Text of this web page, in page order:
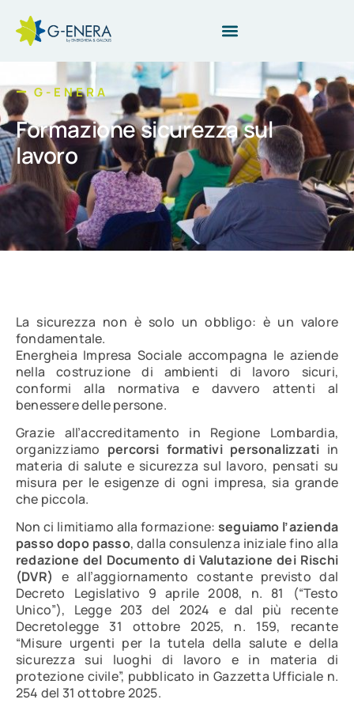
G-ENERA
Formazione sicurezza sul
lavoro
La sicurezza non è solo un obbligo: è un valore
fondamentale.
Energheia Impresa Sociale accompagna le aziende
nella costruzione di ambienti di lavoro sicuri,
conformi alla normativa e davvero attenti al
benessere delle persone.
Grazie all’accreditamento in Regione Lombardia,
organizziamo percorsi formativi personalizzati in
materia di salute e sicurezza sul lavoro, pensati su
misura per le esigenze di ogni impresa, sia grande
che piccola.
Non ci limitiamo alla formazione: seguiamo l’azienda
passo dopo passo, dalla consulenza iniziale fino alla
redazione del Documento di Valutazione dei Rischi
(DVR) e all’aggiornamento costante previsto dal
Decreto Legislativo 9 aprile 2008, n. 81 (“Testo
Unico”), Legge 203 del 2024 e dal più recente
Decretolegge 31 ottobre 2025, n. 159, recante
“Misure urgenti per la tutela della salute e della
sicurezza sui luoghi di lavoro e in materia di
protezione civile”, pubblicato in Gazzetta Ufficiale n.
254 del 31 ottobre 2025.